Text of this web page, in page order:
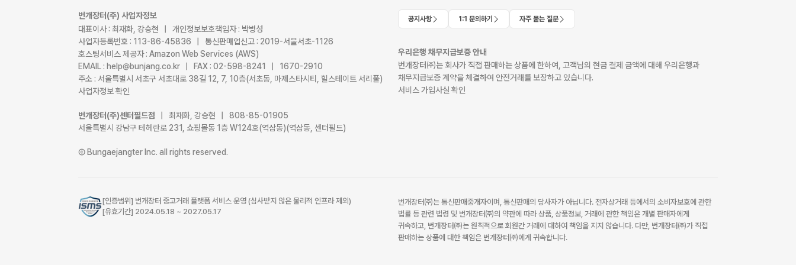
번개장터(주) 사업자정보
대표이사 : 최재화, 강승현 | 개인정보보호책임자 : 박병성
사업자등록번호 : 113-86-45836 | 통신판매업신고 : 2019-서울서초-1126
호스팅서비스 제공자 : Amazon Web Services (AWS)
EMAIL : help@bunjang.co.kr | FAX : 02-598-8241 | 1670-2910
주소 : 서울특별시 서초구 서초대로 38길 12, 7, 10층(서초동, 마제스타시티, 힐스테이트 서리풀)
사업자정보 확인
번개장터(주)센터필드점
| 최재화, 강승현 | 808-85-01905
서울특별시 강남구 테헤란로 231, 쇼핑몰동 1층 W124호(역삼동)(역삼동, 센터필드)
Ⓒ Bungaejangter Inc. all rights reserved.
공지사항 1:1 문의하기 자주 묻는 질문
우리은행 채무지급보증 안내
번개장터㈜는 회사가 직접 판매하는 상품에 한하여, 고객님의 현금 결제 금액에 대해 우리은행과
채무지급보증 계약을 체결하여 안전거래를 보장하고 있습니다.
서비스 가입사실 확인
[인증범위] 번개장터 중고거래 플랫폼 서비스 운영 (심사받지 않은 물리적 인프라 제외)
[유효기간] 2024.05.18 ~ 2027.05.17
번개장터㈜는 통신판매중개자이며, 통신판매의 당사자가 아닙니다. 전자상거래 등에서의 소비자보호에 관한
법률 등 관련 법령 및 번개장터㈜의 약관에 따라 상품, 상품정보, 거래에 관한 책임은 개별 판매자에게
귀속하고, 번개장터㈜는 원칙적으로 회원간 거래에 대하여 책임을 지지 않습니다. 다만, 번개장터㈜가 직접
판매하는 상품에 대한 책임은 번개장터㈜에게 귀속합니다.